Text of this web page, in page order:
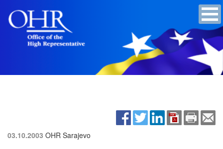
03.10.2003 OHR Sarajevo